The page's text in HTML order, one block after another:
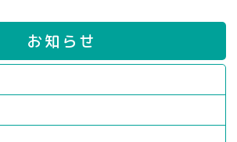
お知らせ